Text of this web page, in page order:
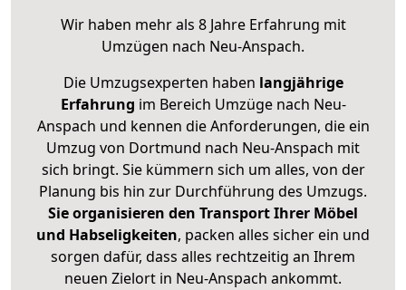
Wir haben mehr als 8 Jahre Erfahrung mit
Umzügen nach Neu-Anspach.
Die Umzugsexperten haben langjährige
Erfahrung im Bereich Umzüge nach Neu-
Anspach und kennen die Anforderungen, die ein
Umzug von Dortmund nach Neu-Anspach mit
sich bringt. Sie kümmern sich um alles, von der
Planung bis hin zur Durchführung des Umzugs.
Sie organisieren den Transport Ihrer Möbel
und Habseligkeiten, packen alles sicher ein und
sorgen dafür, dass alles rechtzeitig an Ihrem
neuen Zielort in Neu-Anspach ankommt.